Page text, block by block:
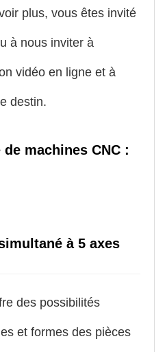
plus, vous êtes invité
à nous inviter à
vidéo en ligne et à
destin.
machines CNC :
à 5 axes
des possibilités
et formes des pièces